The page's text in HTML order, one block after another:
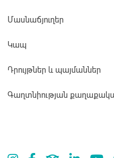
Մասնաճյուղեր
Կապ
Դրույթներ և պայմաններ
Գաղտնիության